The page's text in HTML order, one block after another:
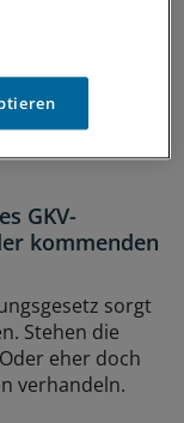
angenommen.
GKV-
kommenden
sorgt
Stehen die
eher doch
verhandeln.